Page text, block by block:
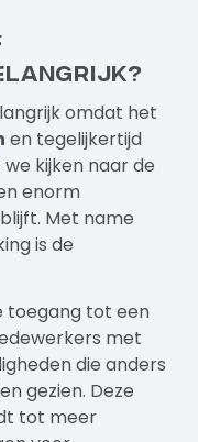
omdat het
en tegelijkertijd
kijken naar de
enorm
Met name
is de
toegang tot een
met
die anders
gezien. Deze
tot meer